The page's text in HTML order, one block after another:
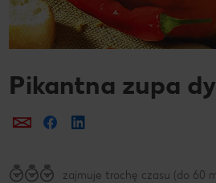
Pikantna zupa
Prześlij e-mailem
Udostępnij na Facebooku
zajmuje trochę czasu (do 60